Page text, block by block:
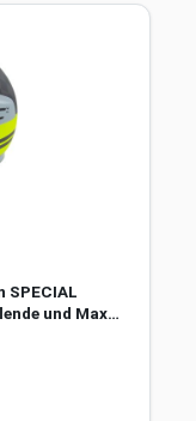
SPECIAL
und Max